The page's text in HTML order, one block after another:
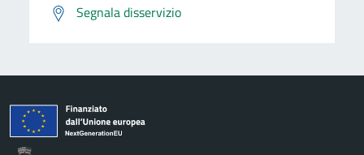
Segnala disservizio